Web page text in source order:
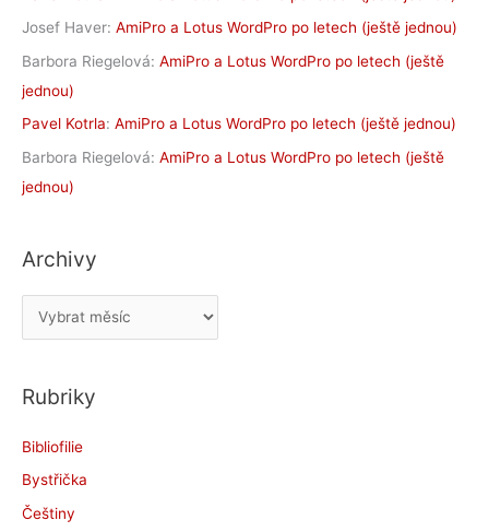
Josef Haver: AmiPro a Lotus WordPro po letech (ještě jednou)
Barbora Riegelová: AmiPro a Lotus WordPro po letech (ještě
jednou)
Pavel Kotrla: AmiPro a Lotus WordPro po letech (ještě jednou)
Barbora Riegelová: AmiPro a Lotus WordPro po letech (ještě
jednou)
Archivy
r
h
v
y
Rubriky
Bibliofilie
Bystřička
Češtiny